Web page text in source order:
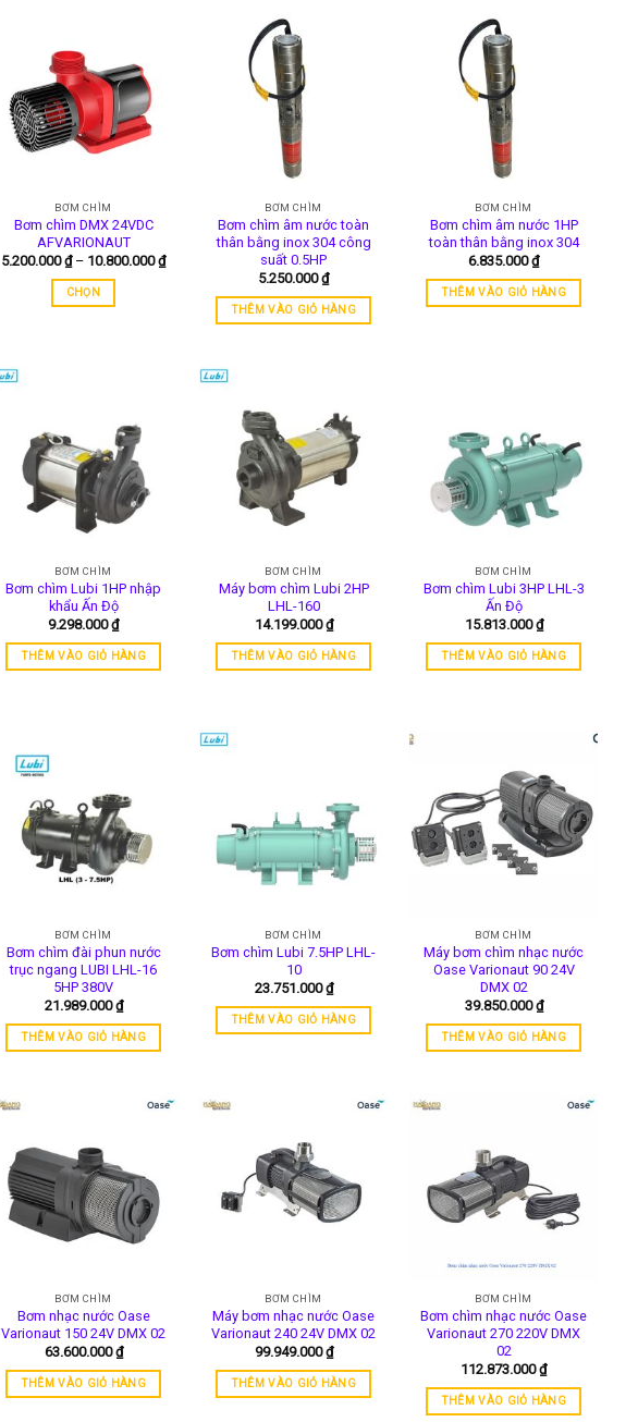
BƠM CHÌM
Bơm chìm DMX 24VDC
AFVARIONAUT
5.200.000₫ – 10.800.000₫Khoảng
giá:
5.200.000 ₫
10.800.000 ₫
CHỌN
thể.
Các
tùy
chọn
có
được
chọn
trên
trang
sản
BƠM CHÌM
Bơm chìm âm nước toàn
thân bằng inox 304 công
suất 0.5HP
5.250.000₫
THÊM VÀO GIỎ HÀNG
BƠM CHÌM
Bơm chìm âm nước 1HP
toàn thân bằng inox 304
6.835.000₫
THÊM VÀO GIỎ HÀNG
BƠM CHÌM
Bơm chìm Lubi 1HP nhập
khẩu Ấn Độ
9.298.000₫
THÊM VÀO GIỎ HÀNG
BƠM CHÌM
Máy bơm chìm Lubi 2HP
LHL-160
14.199.000₫
THÊM VÀO GIỎ HÀNG
BƠM CHÌM
Bơm chìm Lubi 3HP LHL-3
Ấn Độ
15.813.000₫
THÊM VÀO GIỎ HÀNG
BƠM CHÌM
Bơm chìm đài phun nước
trục ngang LUBI LHL-16
5HP 380V
21.989.000₫
THÊM VÀO GIỎ HÀNG
BƠM CHÌM
Bơm chìm Lubi 7.5HP LHL-
10
23.751.000₫
THÊM VÀO GIỎ HÀNG
BƠM CHÌM
Máy bơm chìm nhạc nước
Oase Varionaut 90 24V
DMX 02
39.850.000₫
THÊM VÀO GIỎ HÀNG
BƠM CHÌM
Bơm nhạc nước Oase
Varionaut 150 24V DMX 02
63.600.000₫
THÊM VÀO GIỎ HÀNG
BƠM CHÌM
Máy bơm nhạc nước Oase
Varionaut 240 24V DMX 02
99.949.000₫
THÊM VÀO GIỎ HÀNG
BƠM CHÌM
Bơm chìm nhạc nước Oase
Varionaut 270 220V DMX
02
112.873.000₫
THÊM VÀO GIỎ HÀNG